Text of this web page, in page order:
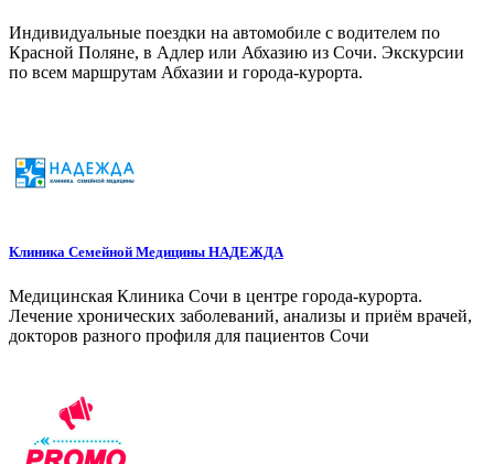
Индивидуальные поездки на автомобиле с водителем по
Красной Поляне, в Адлер или Абхазию из Сочи. Экскурсии
по всем маршрутам Абхазии и города-курорта.
Клиника Семейной Медицины НАДЕЖДА
Медицинская Клиника Сочи в центре города-курорта.
Лечение хронических заболеваний, анализы и приём врачей,
докторов разного профиля для пациентов Сочи